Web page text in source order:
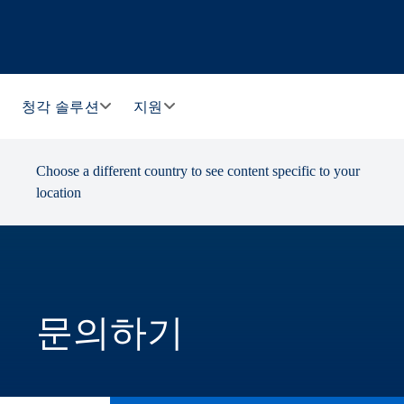
청각 솔루션 지원
Choose a different country to see content specific to your
location
문의하기